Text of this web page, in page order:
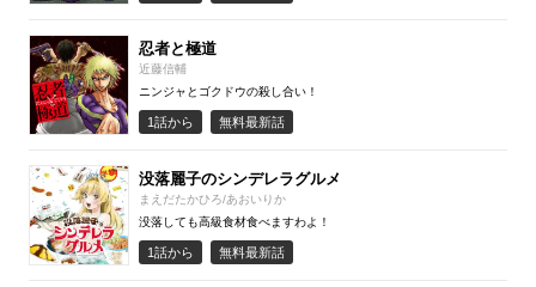
忍者と極道
近藤信輔
ニンジャとゴクドウの殺し合い！
1話から 無料最新話
没落麗子のシンデレラグルメ
まえだたかひろ/あおいりか
没落しても高級食材食べますわよ！
1話から 無料最新話